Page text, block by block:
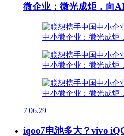
微企业：微光成炬，向
7 06.29
iqoo7电池多大？vivo